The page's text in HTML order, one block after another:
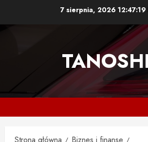
7 sierpnia, 2026 12:47:20